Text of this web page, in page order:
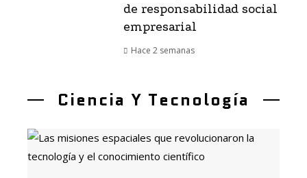
de responsabilidad social
empresarial
Hace 2 semanas
Ciencia Y Tecnología